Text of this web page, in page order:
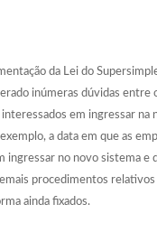
da Lei do
inúmeras dúvidas entre
em ingressar na
a data em que as
ingressar no novo sistema e
procedimentos relativos
ainda fixados.